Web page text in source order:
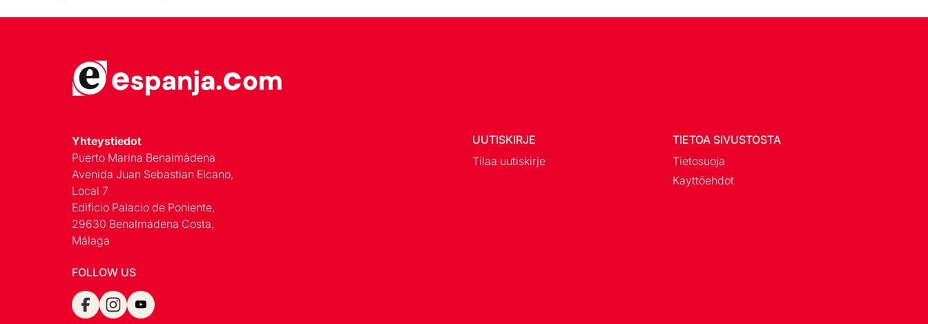
Yhteystiedot
Puerto Marina Benalmádena
Avenida Juan Sebastian Elcano,
Local 7
Edificio Palacio de Poniente,
29630 Benalmádena Costa,
Málaga
FOLLOW US
UUTISKIRJE
Tilaa uutiskirje
TIETOA SIVUSTOSTA
Tietosuoja
Kayttöehdot